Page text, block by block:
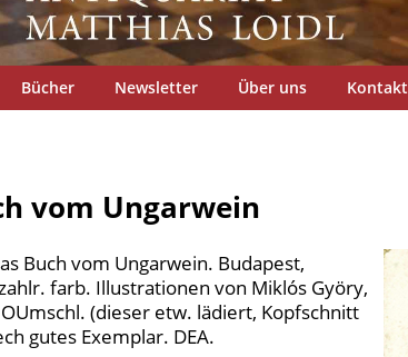
Bücher Newsletter Über uns Kontakt
vom Ungarwein
Buch vom Ungarwein. Budapest,
farb. Illustrationen von Miklós Györy,
(dieser etw. lädiert, Kopfschnitt
gutes Exemplar. DEA.